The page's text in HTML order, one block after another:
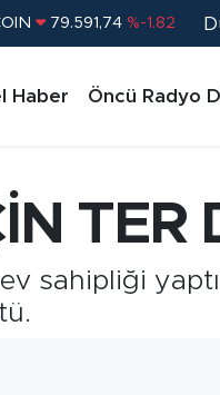
45,43620 %0.02
61,60380 %0.18
79.591,74 %-1.82
Haber Öncü Radyo
TER
sahipliği